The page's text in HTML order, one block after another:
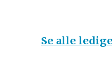
Se alle